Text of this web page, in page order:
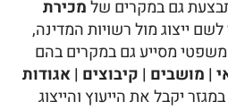
גם במקרים שלמכירת
לשם ייצוג מול רשויות המדינה,
מסייע גם במקרים בהם
| מושבים | קיבוצים | אגודות
יקבל את הייעוץ והייצוג